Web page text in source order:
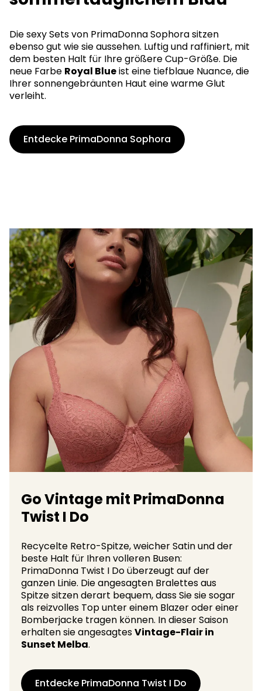
Die sexy Sets von PrimaDonna Sophora sitzen
ebenso gut wie sie aussehen. Luftig und raffiniert, mit
dem besten Halt für Ihre größere Cup-Größe. Die
neue Farbe Royal Blueist eine tiefblaue Nuance, die
Ihrer sonnengebräunten Haut eine warme Glut
verleiht.
Entdecke PrimaDonna Sophora
Go Vintage mit PrimaDonna
Twist I Do
Recycelte Retro-Spitze, weicher Satin und der
beste Halt für Ihren volleren Busen:
PrimaDonna Twist I Do überzeugt auf der
ganzen Linie. Die angesagten Bralettes aus
Spitze sitzen derart bequem, dass Sie sie sogar
als reizvolles Top unter einem Blazer oder einer
Bomberjacke tragen können. In dieser Saison
erhalten sie angesagtesVintage-Flair in
Sunset Melba.
Entdecke PrimaDonna Twist I Do